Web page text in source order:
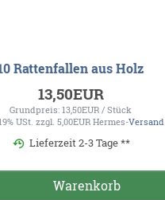
Rattenfallen aus Holz
13,50EUR
Grundpreis: 13,50EUR / Stück
USt. zzgl. 5,00EUR Hermes-Versand
Lieferzeit 2-3 Tage **
Warenkorb